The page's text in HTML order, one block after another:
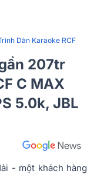
Dàn Karaoke RCF
207tr
C MAX
5.0k, JBL
- một khách hàng